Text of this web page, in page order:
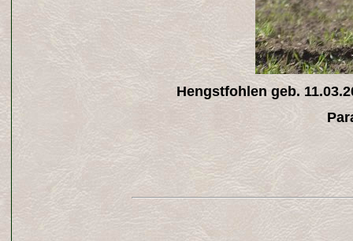
Hengstfohlen geb.